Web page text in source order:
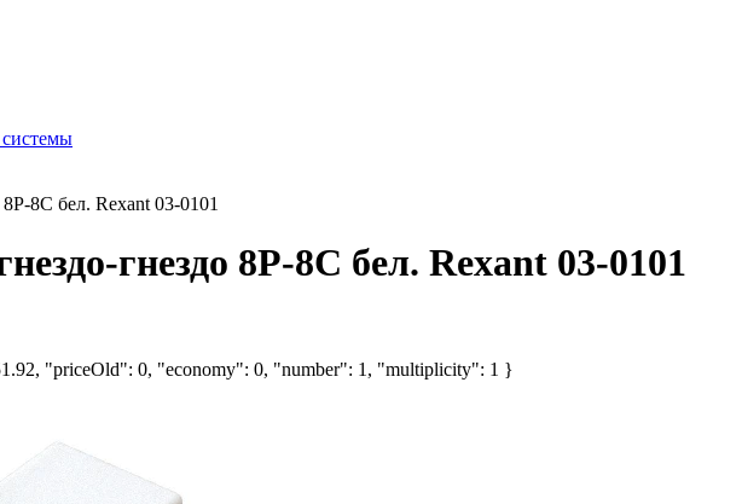
8C бел. Rexant 03-0101
гнездо 8P-8C бел. Rexant 03-0101
"priceOld": 0, "economy": 0, "number": 1, "multiplicity": 1 }